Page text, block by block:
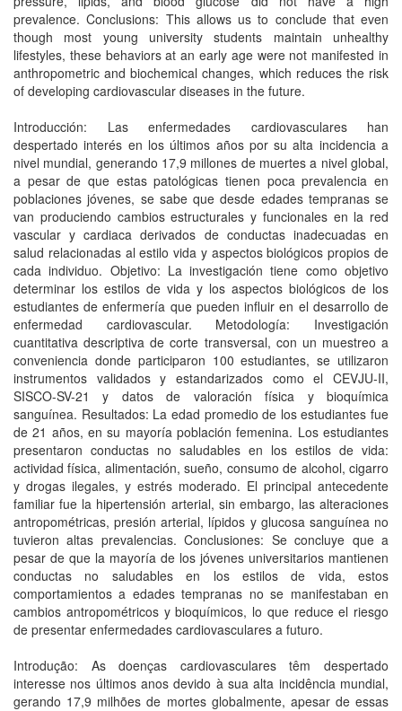
prevalence. Conclusions: This allows us to conclude that even
though most young university students maintain unhealthy
lifestyles, these behaviors at an early age were not manifested in
anthropometric and biochemical changes, which reduces the risk
of developing cardiovascular diseases in the future.
Introducción: Las enfermedades cardiovasculares han
despertado interés en los últimos años por su alta incidencia a
nivel mundial, generando 17,9 millones de muertes a nivel global,
a pesar de que estas patológicas tienen poca prevalencia en
poblaciones jóvenes, se sabe que desde edades tempranas se
van produciendo cambios estructurales y funcionales en la red
vascular y cardiaca derivados de conductas inadecuadas en
salud relacionadas al estilo vida y aspectos biológicos propios de
cada individuo. Objetivo: La investigación tiene como objetivo
determinar los estilos de vida y los aspectos biológicos de los
estudiantes de enfermería que pueden influir en el desarrollo de
enfermedad cardiovascular. Metodología: Investigación
cuantitativa descriptiva de corte transversal, con un muestreo a
conveniencia donde participaron 100 estudiantes, se utilizaron
instrumentos validados y estandarizados como el CEVJU-II,
SISCO-SV-21 y datos de valoración física y bioquímica
sanguínea. Resultados: La edad promedio de los estudiantes fue
de 21 años, en su mayoría población femenina. Los estudiantes
presentaron conductas no saludables en los estilos de vida:
actividad física, alimentación, sueño, consumo de alcohol, cigarro
y drogas ilegales, y estrés moderado. El principal antecedente
familiar fue la hipertensión arterial, sin embargo, las alteraciones
antropométricas, presión arterial, lípidos y glucosa sanguínea no
tuvieron altas prevalencias. Conclusiones: Se concluye que a
pesar de que la mayoría de los jóvenes universitarios mantienen
conductas no saludables en los estilos de vida, estos
comportamientos a edades tempranas no se manifestaban en
cambios antropométricos y bioquímicos, lo que reduce el riesgo
de presentar enfermedades cardiovasculares a futuro.
Introdução: As doenças cardiovasculares têm despertado
interesse nos últimos anos devido à sua alta incidência mundial,
gerando 17,9 milhões de mortes globalmente, apesar de essas